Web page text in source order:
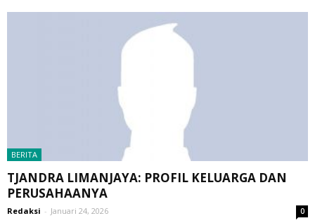
BERITA
TJANDRA LIMANJAYA: PROFIL KELUARGA DAN
PERUSAHAANYA
Redaksi - Januari 24, 2026 0